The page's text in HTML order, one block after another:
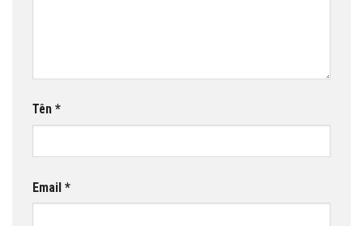
Tên *
Email *